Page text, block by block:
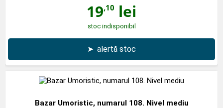
19,10 lei
stoc indisponibil
➤ alertă stoc
Bazar Umoristic, numarul 108. Nivel mediu